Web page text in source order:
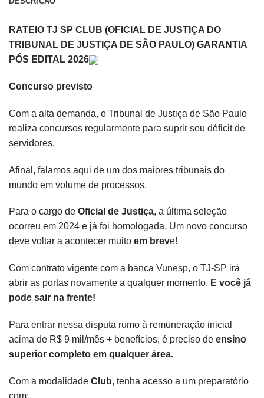
RATEIO TJ SP CLUB (OFICIAL DE JUSTIÇA DO
TRIBUNAL DE JUSTIÇA DE SÃO PAULO) GARANTIA
PÓS EDITAL 2026
Concurso previsto
Com a alta demanda, o Tribunal de Justiça de São Paulo
realiza concursos regularmente para suprir seu déficit de
servidores.
Afinal, falamos aqui de um dos maiores tribunais do
mundo em volume de processos.
Para o cargo de Oficial de Justiça, a última seleção
ocorreu em 2024 e já foi homologada. Um novo concurso
deve voltar a acontecer muito em breve!
Com contrato vigente com a banca Vunesp, o TJ-SP irá
abrir as portas novamente a qualquer momento. E você já
pode sair na frente!
Para entrar nessa disputa rumo à remuneração inicial
acima de R$ 9 mil/mês + benefícios, é preciso de ensino
superior completo em qualquer área.
Com a modalidade Club, tenha acesso a um preparatório
com: